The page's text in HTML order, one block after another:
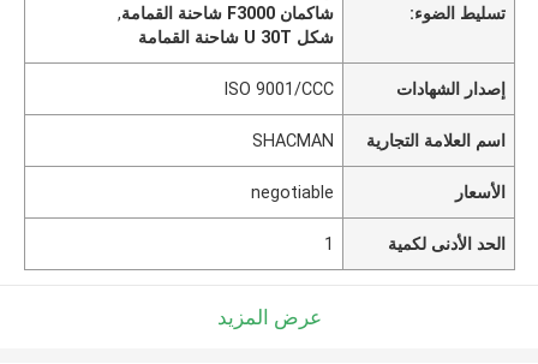
تسليط الضوء:
شاكمان F3000 شاحنة القمامة
,
شكل U 30T شاحنة القمامة
إصدار الشهادات ISO 9001/CCC
اسم العلامة التجارية SHACMAN
الأسعار negotiable
الحد الأدنى لكمية 1
عرض المزيد